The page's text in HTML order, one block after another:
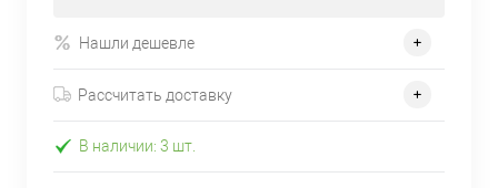
Нашли дешевле
Рассчитать доставку
В наличии: 3 шт.